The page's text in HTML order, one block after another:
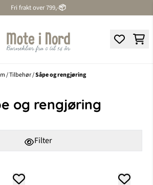
Fri frakt over 799,-📦
/Tilbehør/Såpe og rengjøring
og rengjøring
Filter